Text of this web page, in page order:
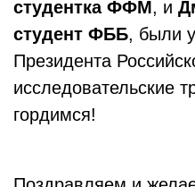
студентка ФФМ, и
студент ФББ, были
Президента
исследовательские
гордимся!